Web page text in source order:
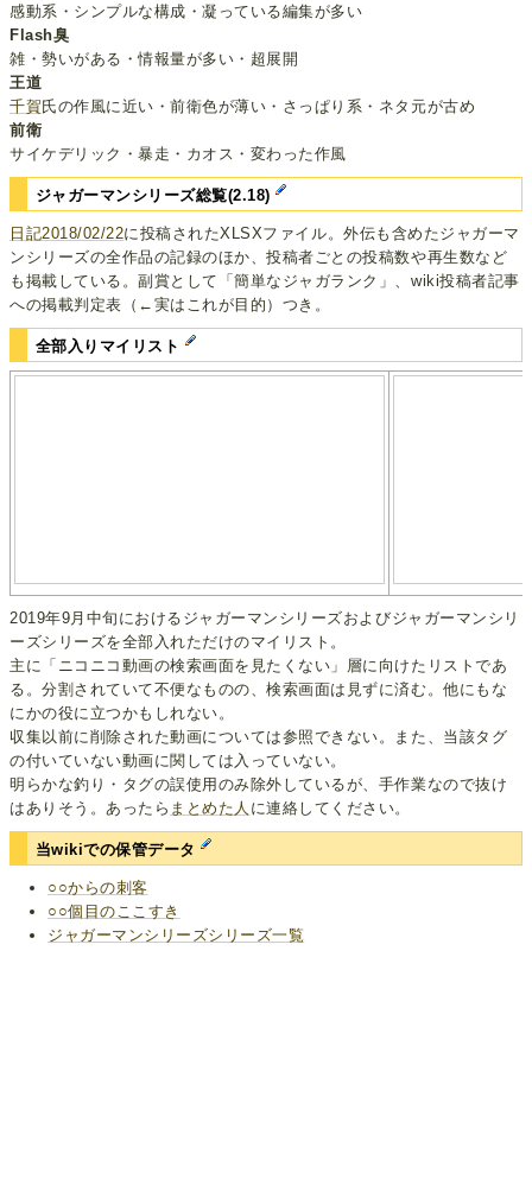
感動系・シンプルな構成・凝っている編集が多い
Flash臭
雑・勢いがある・情報量が多い・超展開
王道
千賀氏の作風に近い・前衛色が薄い・さっぱり系・ネタ元が古め
前衛
サイケデリック・暴走・カオス・変わった作風
ジャガーマンシリーズ総覧(2.18)
日記2018/02/22に投稿されたXLSXファイル。外伝も含めたジャガーマ
ンシリーズの全作品の記録のほか、投稿者ごとの投稿数や再生数など
も掲載している。副賞として「簡単なジャガランク」、wiki投稿者記事
への掲載判定表（←実はこれが目的）つき。
全部入りマイリスト
2019年9月中旬におけるジャガーマンシリーズおよびジャガーマンシリ
ーズシリーズを全部入れただけのマイリスト。
主に「ニコニコ動画の検索画面を見たくない」層に向けたリストであ
る。分割されていて不便なものの、検索画面は見ずに済む。他にもな
にかの役に立つかもしれない。
収集以前に削除された動画については参照できない。また、当該タグ
の付いていない動画に関しては入っていない。
明らかな釣り・タグの誤使用のみ除外しているが、手作業なので抜け
はありそう。あったら まとめた人 に連絡してください。
当wikiでの保管データ
○○からの刺客
○○個目のここすき
ジャガーマンシリーズシリーズ一覧